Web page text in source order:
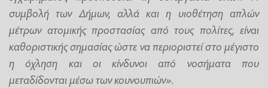
συμβολή των Δήμων, αλλά και η υιοθέτηση απλών
μέτρων ατομικής προστασίας από τους πολίτες, είναι
καθοριστικής σημασίας ώστε να περιοριστεί στο μέγιστο
η όχληση και οι κίνδυνοι από νοσήματα που
μεταδίδονται μέσω των κουνουπιών».